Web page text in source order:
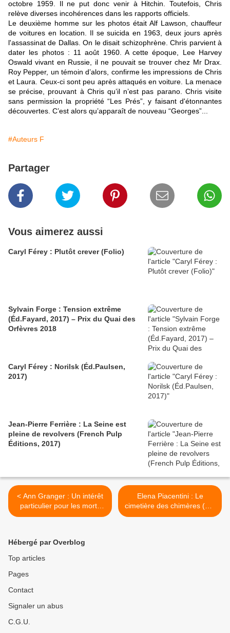
octobre 1959. Il ne put donc venir à Hitchin. Toutefois, Chris
relève diverses incohérences dans les rapports officiels.
Le deuxième homme sur les photos était Alf Lawson, chauffeur
de voitures en location. Il se suicida en 1963, deux jours après
l'assassinat de Dallas. On le disait schizophrène. Chris parvient à
dater les photos : 11 août 1960. A cette époque, Lee Harvey
Oswald vivant en Russie, il ne pouvait se trouver chez Mr Drax.
Roy Pepper, un témoin d’alors, confirme les impressions de Chris
et Laura. Ceux-ci sont peu après attaqués en voiture. La menace
se précise, prouvant à Chris qu’il n’est pas parano. Chris visite
sans permission la propriété “Les Prés”, y faisant d'étonnantes
découvertes. C’est alors qu’apparaît de nouveau “Georges”...
#Auteurs F
Partager
Vous aimerez aussi
Caryl Férey : Plutôt crever (Folio)
Sylvain Forge : Tension extrême
(Éd.Fayard, 2017) – Prix du Quai des
Orfèvres 2018
Caryl Férey : Norilsk (Éd.Paulsen,
2017)
Jean-Pierre Ferrière : La Seine est
pleine de revolvers (French Pulp
Éditions, 2017)
< Ann Granger : Un intérêt
particulier pour les morts
(Éd.10-18, 2013)
Elena Piacentini : Le
cimetière des chimères (Éd.
Au-delà du Raisonnable,
Hébergé par Overblog
Top articles
Pages
Contact
Signaler un abus
C.G.U.